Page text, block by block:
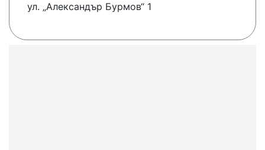
ул. „Александър Бурмов“ 1